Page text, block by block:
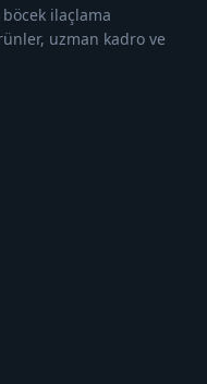
ilaçlama
uzman kadro ve